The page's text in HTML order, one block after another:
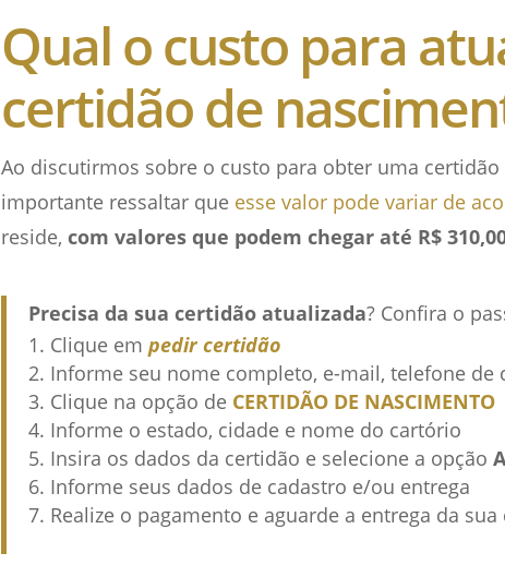
Qual o custo para
certidão de
Ao discutirmos sobre o custo para obter uma
importante ressaltar que esse valor pode variar de
reside, com valores que podem chegar até R$
Precisa da sua certidão atualizada? Confira o
Clique em pedir certidão
Informe seu nome completo, e-mail, telefone de
Clique na opção de CERTIDÃO DE NASCIMENTO
Informe o estado, cidade e nome do cartório
Insira os dados da certidão e selecione a opção
Informe seus dados de cadastro e/ou entrega
Realize o pagamento e aguarde a entrega da